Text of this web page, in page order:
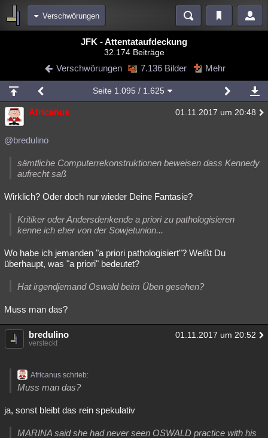
Verschwörungen
Diskussionen Blogs Videos
Chat Wiki Neuigkeiten
meine Rubriken
Menschen Wissenschaft Mystery Kriminalfälle
Spiritualität
Natur Umfragen Unterhaltung
weitere Rubriken
Philosophie Träume Orte Esoterik Literatur
Astronomie Helpdesk Gruppen Gaming Filme
Übersichten
Besucht Teilgenommen Alle Geschlossen
JFK - Attentataufdeckung
32.174 Beiträge
Verschwörungen 7.136 Bilder Mehr
Seite 1.095 / 1.625
Africanus 01.11.2017 um 20:48
@bredulino
sämtliche Computerrekonstruktionen beweisen dass Kennedy
aufrecht saß
Wirklich? Oder doch nur wieder Deine Fantasie?
Kritiker oder Andersdenkende a priori zu pathologisieren
kenne ich eher von der Sowjetunion...
Wo habe ich jemanden "a priori pathologisiert"? Weißt Du
überhaupt, was "a priori" bedeutet?
Hat irgendjemand Oswald beim Üben gesehen?
Muss man das?
bredulino 01.11.2017 um 20:52
versteckt
Africanus schrieb:
Muss man das?
ja, sonst bleibt das rein spekulativ
MARINA said she had never seen OSWALD practice with his